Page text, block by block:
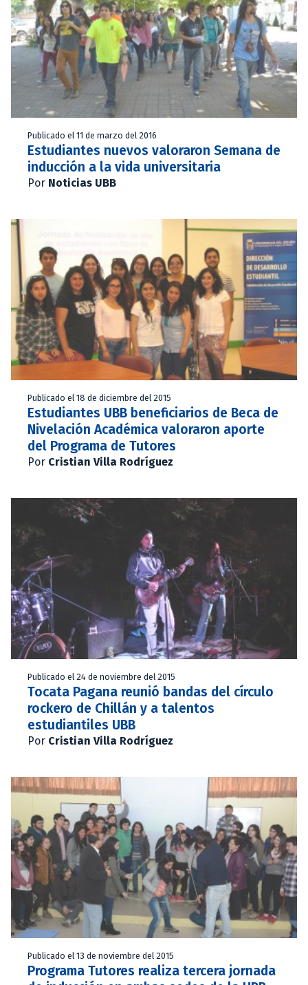
Publicado el 11 de marzo del 2016
Estudiantes nuevos valoraron Semana de
inducción a la vida universitaria
Por Noticias UBB
Publicado el 18 de diciembre del 2015
Estudiantes UBB beneficiarios de Beca de
Nivelación Académica valoraron aporte
del Programa de Tutores
Por Cristian Villa Rodríguez
Publicado el 24 de noviembre del 2015
Tocata Pagana reunió bandas del círculo
rockero de Chillán y a talentos
estudiantiles UBB
Por Cristian Villa Rodríguez
Publicado el 13 de noviembre del 2015
Programa Tutores realiza tercera jornada